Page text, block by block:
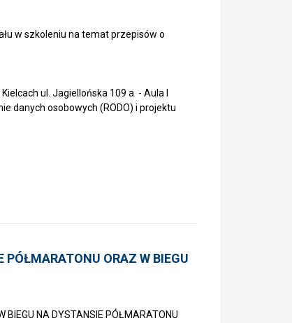
w szkoleniu na temat przepisów o
ul. Jagiellońska 109 a - Aula I
danych osobowych (RODO) i projektu
PÓŁMARATONU ORAZ W BIEGU
NA DYSTANSIE PÓŁMARATONU